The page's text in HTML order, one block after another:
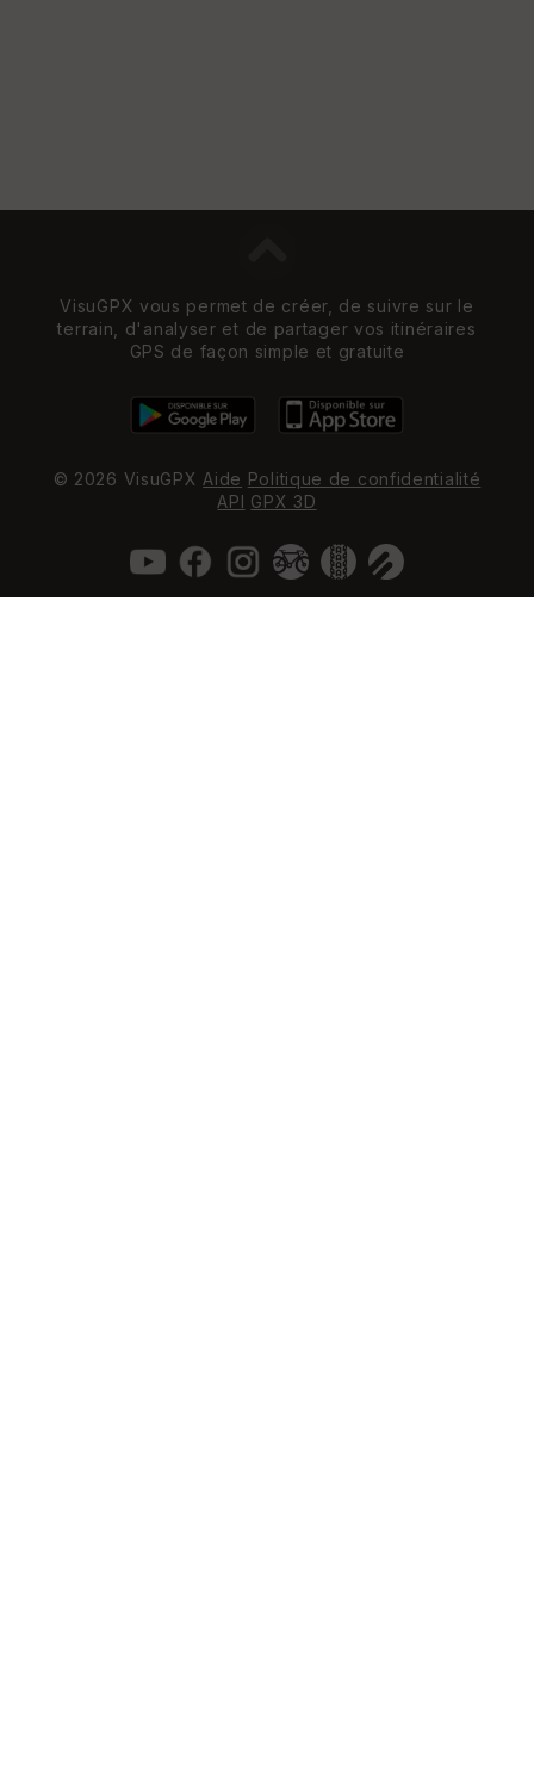
VisuGPX vous permet de créer, de suivre sur le
terrain, d'analyser et de partager vos itinéraires
GPS de façon simple et gratuite
© 2026 VisuGPX Aide Politique de confidentialité
API GPX 3D